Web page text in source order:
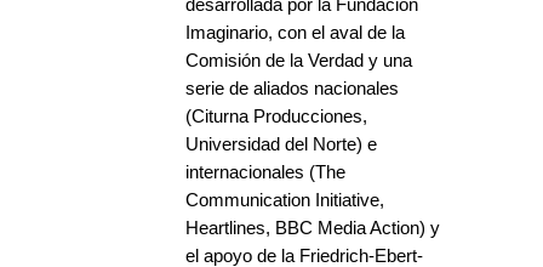
desarrollada por la Fundación
Imaginario, con el aval de la
Comisión de la Verdad y una
serie de aliados nacionales
(Citurna Producciones,
Universidad del Norte) e
internacionales (The
Communication Initiative,
Heartlines, BBC Media Action) y
el apoyo de la Friedrich-Ebert-